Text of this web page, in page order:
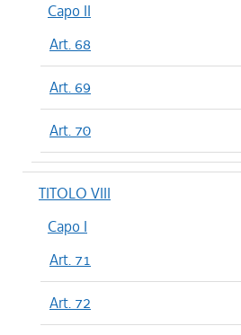
Capo II
Art. 68
Art. 69
Art. 70
TITOLO VIII
Capo I
Art. 71
Art. 72